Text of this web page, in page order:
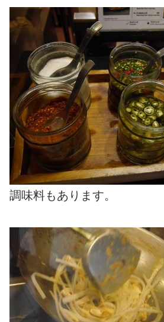
調味料もあります。